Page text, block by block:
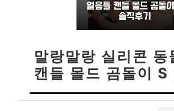
말랑말랑 실리콘 동
캔들 몰드 곰돌이 S